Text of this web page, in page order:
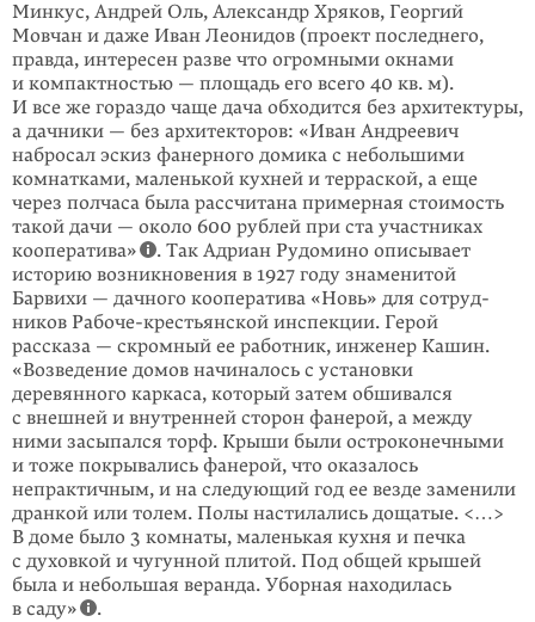
Минкус, Андрей Оль, Александр Хряков, Георгий
Мовчан и даже Иван Леонидов (проект последнего,
правда, интересен разве что огромными окнами
и компактностью — площадь его всего 40 кв. м).
И все же гораздо чаще дача обходится без архитектуры,
а дачники — без архитекторов: «Иван Андреевич
набросал эскиз фанерного домика с небольшими
комнат­ка­ми, маленькой кухней и терраской, а еще
через полчаса была рассчитана примерная стоимость
такой дачи — около 600 рублей при ста участниках
кооператива»
. Так Адриан Рудомино описывает
историю возникновения в 1927 году знаменитой
Барвихи — дачного кооператива «Новь» для сотруд­
ников Рабоче-крестьянской инспекции. Герой
рассказа — скромный ее работ­ник, инженер Кашин.
«Возведение домов начиналось с установки
деревянного каркаса, который затем обшивался
с внешней и внутренней сторон фанерой, а между
ними засыпался торф. Крыши были остроконечными
и тоже покрыва­лись фанерой, что оказалось
непрактичным, и на следующий год ее везде заменили
дранкой или толем. Полы настилались дощатые. <…>
В доме было 3 комнаты, маленькая кухня и печка
с духовкой и чугунной плитой. Под общей крышей
была и небольшая веранда. Уборная находилась
в саду»
.